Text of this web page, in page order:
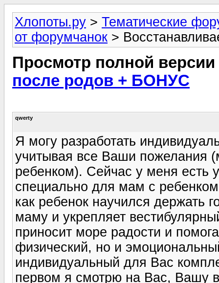
Хлопоты.ру > Тематические
от форумчанок >
Просмотр полной
после родов + БОНУС
qwerty
Я могу разработать
учитывая все Ваши пожелания
ребенком). Сейчас у меня есть
специально для мам с
как ребенок научился держать
маму и укрепляет
приносит море радости и
физический, но и
индивидуальный для Вас
первом я смотрю на Вас, Вашу